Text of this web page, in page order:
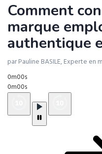
Comment
marque
authentique
par Pauline BASILE, Experte
0m00s
0m00s